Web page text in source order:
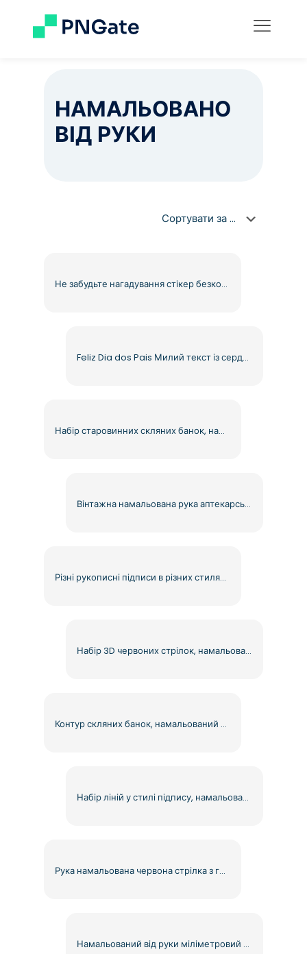
НАМАЛЬОВАНО
ВІД РУКИ
Не забудьте нагадування стікер безкоштовно PNG
Feliz Dia dos Pais Милий текст із сердечками безкоштовно PNG
Набір старовинних скляних банок, намальованих вручну, безкоштовний PNG
Вінтажна намальована рука аптекарської скляної пляшки ілюстрація безкоштовно PNG
Різні рукописні підписи в різних стилях безкоштовно PNG
Набір 3D червоних стрілок, намальованих вручну, безкоштовний PNG
Контур скляних банок, намальований від руки, безкоштовний кліпарт PNG
Набір ліній у стилі підпису, намальованих вручну, безкоштовний PNG
Рука намальована червона стрілка з грубим мазком, безкоштовний PNG
Намальований від руки міліметровий папір із схематичними лініями сітки, безкоштовний PNG